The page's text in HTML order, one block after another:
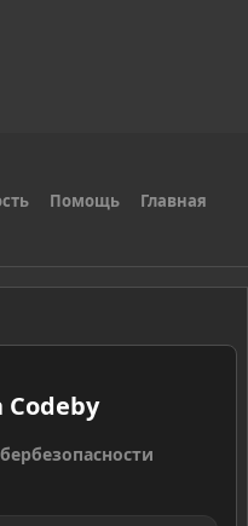
Помощь Главная
Codeby